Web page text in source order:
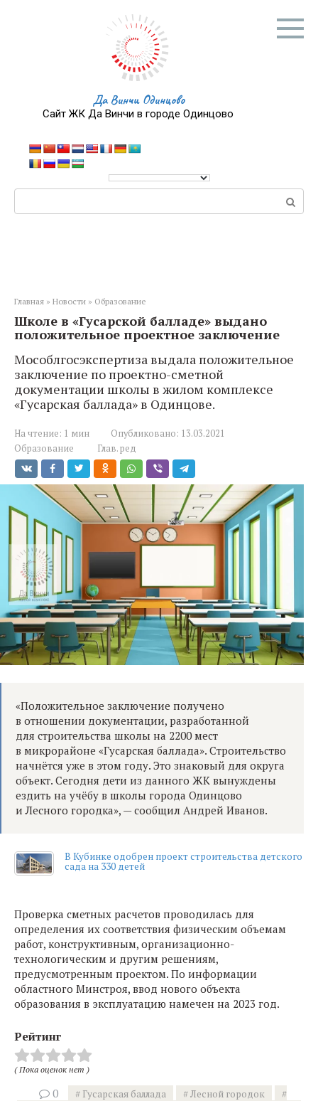
Да Винчи Одинцово
Сайт ЖК Да Винчи в городе Одинцово
Главная » Новости » Образование
Школе в «Гусарской балладе» выдано
положительное проектное заключение
Мособлгосэкспертиза выдала положительное
заключение по проектно-сметной
документации школы в жилом комплексе
«Гусарская баллада» в Одинцове.
На чтение: 1 мин Опубликовано: 13.03.2021
Образование
Глав. ред
«Положительное заключение получено
в отношении документации, разработанной
для строительства школы на 2200 мест
в микрорайоне «Гусарская баллада». Строительство
начнётся уже в этом году. Это знаковый для округа
объект. Сегодня дети из данного ЖК вынуждены
ездить на учёбу в школы города Одинцово
и Лесного городка», — сообщил Андрей Иванов.
В Кубинке одобрен проект строительства детского
сада на 330 детей
Проверка сметных расчетов проводилась для
определения их соответствия физическим объемам
работ, конструктивным, организационно-
технологическим и другим решениям,
предусмотренным проектом. По информации
областного Минстроя, ввод нового объекта
образования в эксплуатацию намечен на 2023 год.
Рейтинг
( Пока оценок нет )
0 Гусарская баллада
Лесной городок